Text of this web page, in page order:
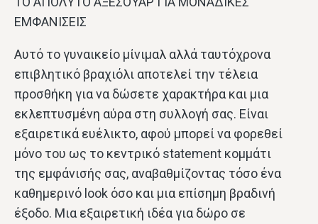
ΕΜΦΑΝΙΣΕΙΣ
Αυτό το γυναικείο μίνιμαλ αλλά ταυτόχρονα
επιβλητικό βραχιόλι αποτελεί την τέλεια
προσθήκη για να δώσετε χαρακτήρα και μια
εκλεπτυσμένη αύρα στη συλλογή σας. Είναι
εξαιρετικά ευέλικτο, αφού μπορεί να φορεθεί
μόνο του ως το κεντρικό statement κομμάτι
της εμφάνισής σας, αναβαθμίζοντας τόσο ένα
καθημερινό look όσο και μια επίσημη βραδινή
έξοδο. Μια εξαιρετική ιδέα για δώρο σε